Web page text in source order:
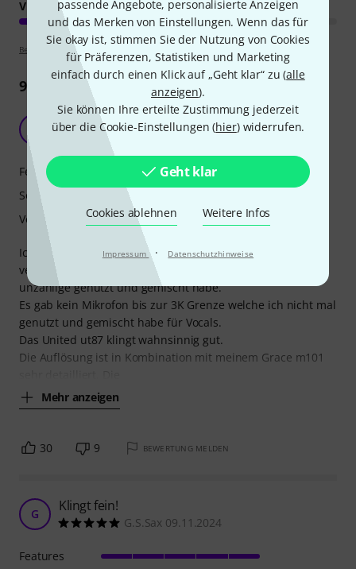
passende Angebote, personalisierte Anzeigen
und das Merken von Einstellungen. Wenn das für
Sie okay ist, stimmen Sie der Nutzung von Cookies
für Präferenzen, Statistiken und Marketing
einfach durch einen Klick auf „Geht klar“ zu (alle
anzeigen).
Sie können Ihre erteilte Zustimmung jederzeit
über die Cookie-Einstellungen (hier) widerrufen.
Geht klar
Cookies ablehnen Weitere Infos
Impressum · Datenschutzhinweise
VERARBEITUNG
Bewertungsrichtlinien
9Rezensionen
Besser als gedacht, nicht nur für den Preis
Breymien 20.05.2022
Ich würde behaupten dass ich mich extrem gut mit den
verschiedensten Mikrofonen auskenne, da ich bereits
unzählige genutzt und gemischt habe.
Es gab kein Mikrofon bis zur 3K Grenze welche ich nicht mal
genutzt und gemischt habe für Vocals.
Das United ut87 klingt wahnsinnig gut.
Die Auflösung ist in Kombination mit meinem Grace m101
Mehr anzeigen
Features
Sound
Verarbeitung
30 9 BEWERTUNG MELDEN
G Klingt fein!
G.S.Sax 09.11.2024
Features